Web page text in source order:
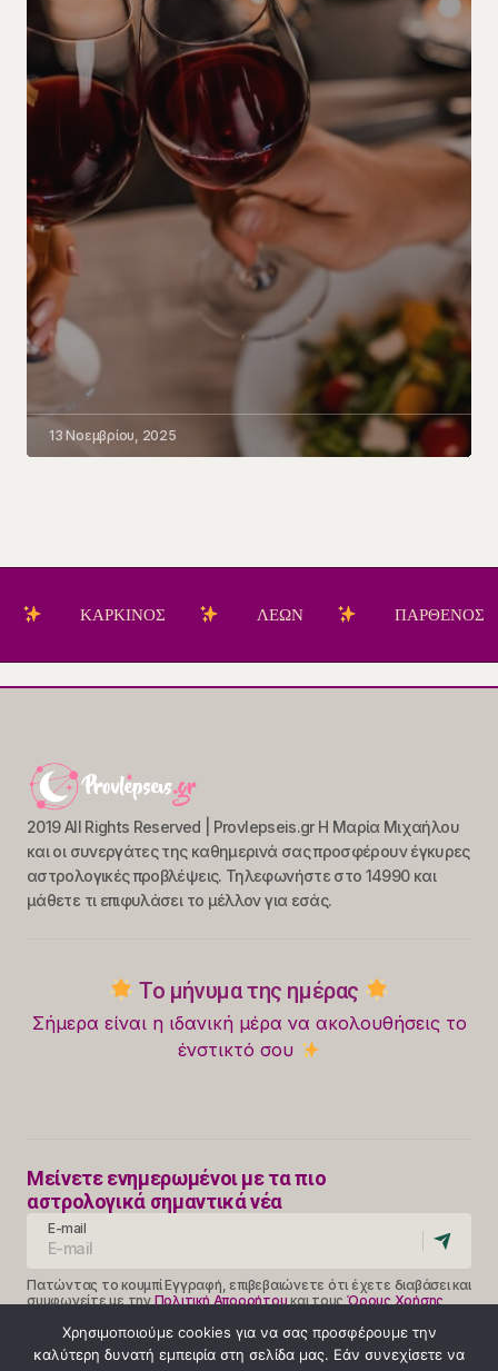
13 Νοεμβρίου, 2025
ΚΑΡΚΙΝΟΣ ΛΕΩΝ ΠΑΡΘΕΝΟΣ
2019 All Rights Reserved | Provlepseis.gr Η Μαρία Μιχαήλου
και οι συνεργάτες της καθημερινά σας προσφέρουν έγκυρες
αστρολογικές προβλέψεις. Τηλεφωνήστε στο 14990 και
μάθετε τι επιφυλάσει το μέλλον για εσάς.
Το μήνυμα της ημέρας
Σήμερα είναι η ιδανική μέρα να ακολουθήσεις το
ένστικτό σου
Μείνετε ενημερωμένοι με τα πιο
αστρολογικά σημαντικά νέα
E-mail
Πατώντας το κουμπί Εγγραφή, επιβεβαιώνετε ότι έχετε διαβάσει και
συμφωνείτε με τηνΠολιτική Απορρήτουκαι τουςΌρους Χρήσης
Χρησιμοποιούμε cookies για να σας προσφέρουμε την
καλύτερη δυνατή εμπειρία στη σελίδα μας. Εάν συνεχίσετε να